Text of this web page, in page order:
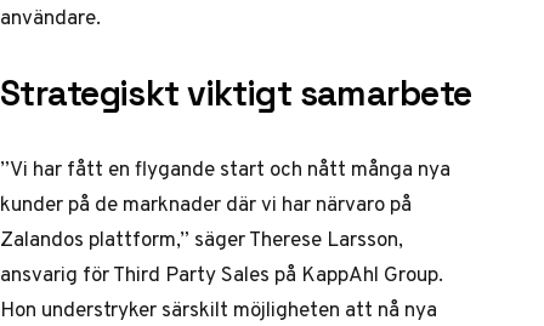
användare.
Strategiskt viktigt samarbete
”Vi har fått en flygande start och nått många nya
kunder på de marknader där vi har närvaro på
Zalandos plattform,” säger Therese Larsson,
ansvarig för Third Party Sales på KappAhl Group.
Hon understryker särskilt möjligheten att nå nya